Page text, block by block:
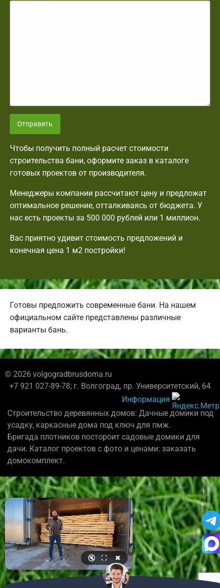
Отправить
Чтобы получить полный расчет стоимости
строительства бани, оформите заказ в каталоге
готовых проектов от производителя.
Менеджеры компании рассчитают цену и предложат
оптимальное решение, отталкиваясь от бюджета. У
нас есть проекты за 500 000 рублей или 1 миллион.
Вас приятно удивит стоимость предложений и
конечная цена 1 м2 постройки!
Готовы предложить современные бани. На нашем
официальном сайте представлены различные
варианты бань.
© 2026 volgogradbrusdoma.ru
+7 921 027-89-78; г. Волгоград, пр. Университетский, 64
Информация
Строительство деревянных домов: Дачные домики под
усадку, каркасные дома под ключ для пмж.
Бригада плотников постороит садовые домики для
дачи. Каталог проектов с фото и ценами: заказать
домокомплект.
🔇 ⛶ ✖